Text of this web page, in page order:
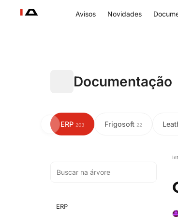
Avisos Novidades
Documentação
ERP 203 Frigosoft 22
ERP